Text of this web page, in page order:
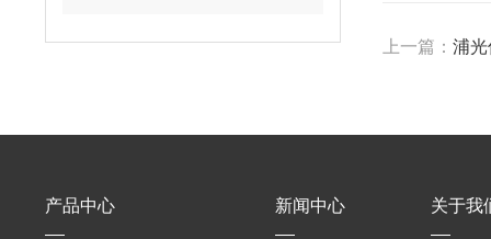
上一篇：浦光
产品中心 新闻中心 关于我